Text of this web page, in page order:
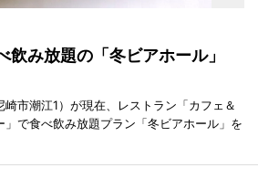
飲み放題の「冬ビアホール」
市潮江1）が現在、レストラン「カフェ＆
」で食べ飲み放題プラン「冬ビアホール」を